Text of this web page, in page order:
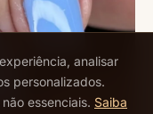
analisar
personalizados.
essenciais. Saiba